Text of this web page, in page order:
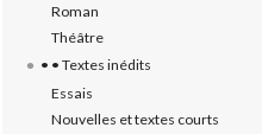
Roman
Théâtre
• • Textes inédits
Essais
Nouvelles et textes courts